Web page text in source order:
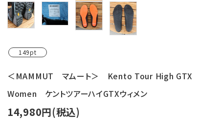
149pt
＜MAMMUT マムート＞ Kento Tour High GTX
Women ケントツアーハイGTXウィメン
14,980円(税込)